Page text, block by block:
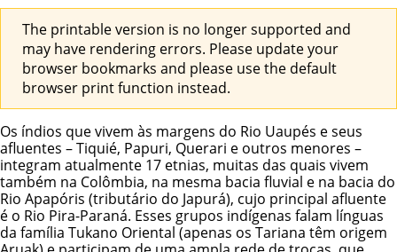
The printable version is no longer supported and
may have rendering errors. Please update your
browser bookmarks and please use the default
browser print function instead.
Os índios que vivem às margens do Rio Uaupés e seus
afluentes – Tiquié, Papuri, Querari e outros menores –
integram atualmente 17 etnias, muitas das quais vivem
também na Colômbia, na mesma bacia fluvial e na bacia do
Rio Apapóris (tributário do Japurá), cujo principal afluente
é o Rio Pira-Paraná. Esses grupos indígenas falam línguas
da família Tukano Oriental (apenas os Tariana têm origem